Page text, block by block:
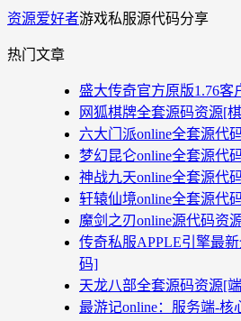
资源爱好者游戏私服源代码分享
热门文章
盛大传奇官方原版1.76客
网狐棋牌全套源码资源[
六大门派online全套源代
梦幻昆仑online全套源代
神战九天online全套源代
轩辕仙境online全套源代
魔剑之刃online源代码资
传奇私服APPLE引擎最
码]
天龙八部全套源码资源[
最游记online：服务端-